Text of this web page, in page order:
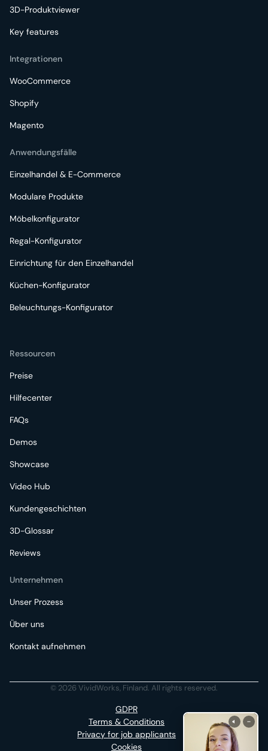
3D-Produktviewer
Key features
Integrationen
WooCommerce
Shopify
Magento
Anwendungsfälle
Einzelhandel & E-Commerce
Modulare Produkte
Möbelkonfigurator
Regal-Konfigurator
Einrichtung für den Einzelhandel
Küchen-Konfigurator
Beleuchtungs-Konfigurator
Ressourcen
Preise
Hilfecenter
FAQs
Demos
Showcase
Video Hub
Kundengeschichten
3D-Glossar
Reviews
Unternehmen
Unser Prozess
Über uns
Kontakt aufnehmen
© 2026 VividWorks, Finland. All rights reserved.
GDPR
Terms & Conditions
Privacy for job applicants
Cookies